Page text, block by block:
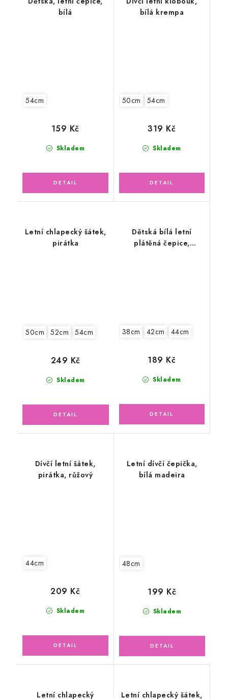
bílá
54cm
Skladem
159 Kč
bílá krempa
50cm 54cm
Skladem
319 Kč
Letní chlapecký šátek,
pirátka
50cm 52cm 54cm
Skladem
249 Kč
Dětská bílá letní
plátěná čepice,
38cm 42cm 44cm
Skladem
189 Kč
Dívčí letní šátek,
pirátka, růžový
44cm
Skladem
209 Kč
Letní dívčí čepička,
bílá madeira
48cm
Skladem
199 Kč
Letní chlapecký Letní chlapecký šátek,